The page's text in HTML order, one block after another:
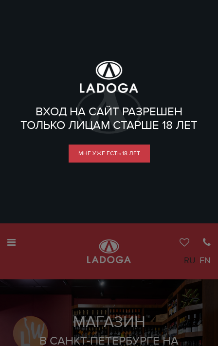
ВХОД НА САЙТ РАЗРЕШЕН
ТОЛЬКО ЛИЦАМ СТАРШЕ 18 ЛЕТ
МНЕ УЖЕ ЕСТЬ 18 ЛЕТ
RU EN
МАГАЗИН
В САНКТ-ПЕТЕРБУРГЕ НА